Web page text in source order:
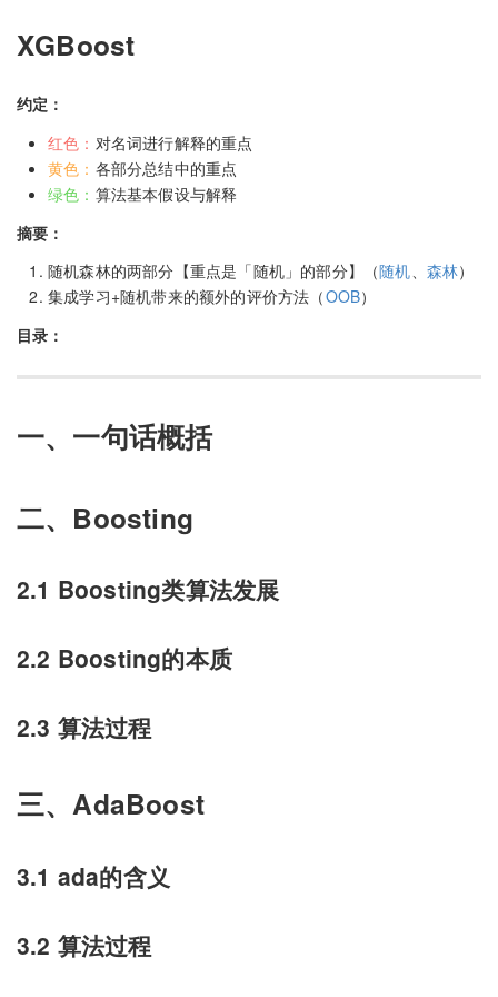
XGBoost
约定：
红色： 对名词进行解释的重点
黄色： 各部分总结中的重点
绿色： 算法基本假设与解释
摘要：
随机森林的两部分【重点是「随机」的部分】（随机、 森林）
集成学习+随机带来的额外的评价方法（OOB）
目录：
一、一句话概括
二、Boosting
2.1 Boosting类算法发展
2.2 Boosting的本质
2.3 算法过程
三、AdaBoost
3.1 ada的含义
3.2 算法过程